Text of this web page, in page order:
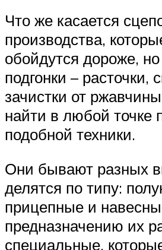
Что же касается
производства,
обойдутся дороже,
подгонки – расточки,
зачистки от
найти в любой точке
подобной техники.
Они бывают разных
делятся по типу:
прицепные и
предназначению их
специальные,